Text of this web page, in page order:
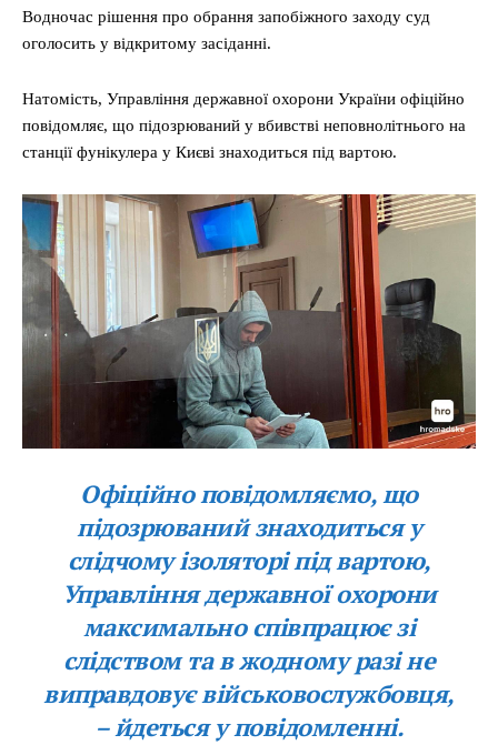
Водночас рішення про обрання запобіжного заходу суд
оголосить у відкритому засіданні.
Натомість, Управління державної охорони України офіційно
повідомляє, що підозрюваний у вбивстві неповнолітнього на
станції фунікулера у Києві знаходиться під вартою.
Офіційно повідомляємо, що
підозрюваний знаходиться у
слідчому ізоляторі під вартою,
Управління державної охорони
максимально співпрацює зі
слідством та в жодному разі не
виправдовує військовослужбовця,
– йдеться у повідомленні.